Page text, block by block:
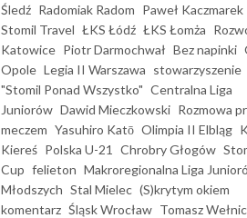
Śledź Radomiak Radom Paweł Kaczmarek
Stomil Travel ŁKS Łódź ŁKS Łomża
Katowice Piotr Darmochwał Bez napinki
Opole Legia II Warszawa stowarzyszenie
"Stomil Ponad Wszystko" Centralna Liga
Juniorów Dawid Mieczkowski Rozmowa
meczem Yasuhiro Katō Olimpia II Elbląg
Kiereś Polska U-21 Chrobry Głogów
Cup felieton Makroregionalna Liga
Młodszych Stal Mielec (S)krytym okiem
komentarz Śląsk Wrocław Tomasz